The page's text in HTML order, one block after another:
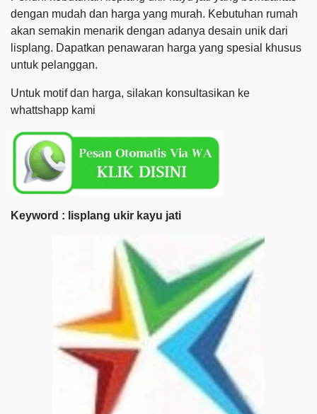
dengan mudah dan harga yang murah. Kebutuhan rumah
akan semakin menarik dengan adanya desain unik dari
lisplang. Dapatkan penawaran harga yang spesial khusus
untuk pelanggan.
Untuk motif dan harga, silakan konsultasikan ke
whattshapp kami
Keyword : lisplang ukir kayu jati